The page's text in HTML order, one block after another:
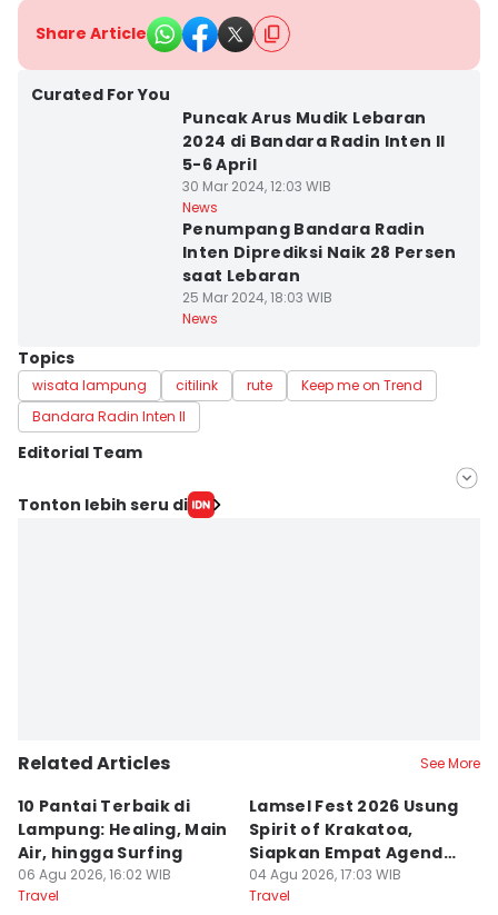
Share Article
Curated For You
Puncak Arus Mudik Lebaran
2024 di Bandara Radin Inten II
5-6 April
30 Mar 2024, 12:03 WIB
News
Penumpang Bandara Radin
Inten Diprediksi Naik 28 Persen
saat Lebaran
25 Mar 2024, 18:03 WIB
News
Topics
wisata lampung citilink rute
Keep me on Trend
Bandara Radin Inten II
Editorial Team
Editor
Tonton lebih seru di
Related Articles See More
10 Pantai Terbaik di
Lampung: Healing, Main
Air, hingga Surfing
06 Agu 2026, 16:02 WIB
Travel
Lamsel Fest 2026 Usung
Spirit of Krakatoa,
Siapkan Empat Agenda
Utama
04 Agu 2026, 17:03 WIB
Travel